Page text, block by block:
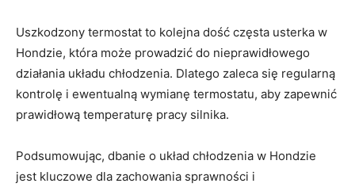
Uszkodzony termostat to kolejna dość ​częsta usterka w
Hondzie, która może prowadzić do ​nieprawidłowego
działania układu chłodzenia. Dlatego zaleca się regularną
kontrolę i ewentualną ⁤wymianę termostatu, aby zapewnić
prawidłową temperaturę ‍pracy silnika.
Podsumowując, dbanie o układ chłodzenia w Hondzie
jest kluczowe dla zachowania sprawności i